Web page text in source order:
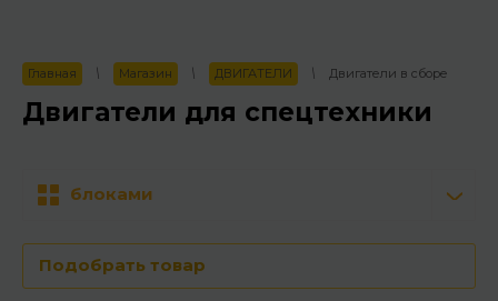
Главная \ Магазин \ ДВИГАТЕЛИ \ Двигатели в сборе
Двигатели для спецтехники
блоками
Подобрать товар